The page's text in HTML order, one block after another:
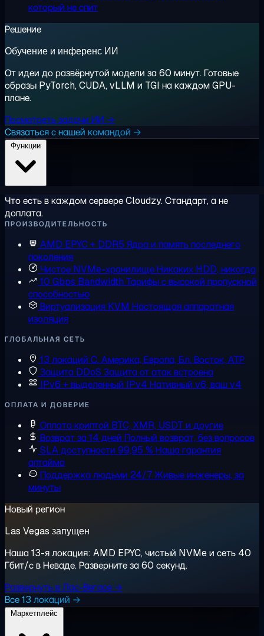
который не спит
Решение
Обучение и инференс ИИ
От идеи до развёрнутой модели за 60 минут. Готовые
образы PyTorch, CUDA, vLLM и TGI на каждом GPU-
плане.
Посмотреть задачи ИИ →
Связаться с нашей командой →
Что есть в каждом сервере Cloudzy. Стандарт, а не
доплата.
ПРОИЗВОДИТЕЛЬНОСТЬ
AMD EPYC + DDR5 Ядра и память последнего
поколения
Чистое NVMe-хранилищеНикаких HDD, никогда
10 Gbps Bandwidth Тарифы с высокой пропускной
способностью
Виртуализация KVM Настоящая аппаратная
изоляция
ГЛОБАЛЬНАЯ СЕТЬ
13 локаций С. Америка, Европа, Бл. Восток, АТР
Защита DDoS Защита от атак встроена
IPv6 + выделенный IPv4 Нативный v6, ваш v4
ОПЛАТА И ДОВЕРИЕ
Оплата криптой BTC, XMR, USDT и другие
Возврат за 14 дней Полный возврат, без вопросов
SLA доступности 99,95 % Наша гарантия
аптайма
Поддержка людьми 24/7Живые инженеры, за
минуты
Новый регион
Las Vegas запущен
Наша 13-я локация: AMD EPYC, чистый NVMe и сеть 40
Гбит/с в Неваде. Разверните за 60 секунд.
Развернуть в Лас-Вегасе →
Все 13 локаций →